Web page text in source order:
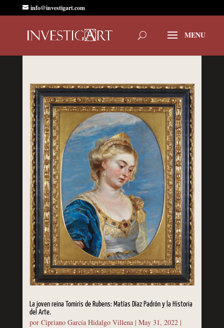
info@investigart.com
La joven reina Tomiris de Rubens: Matías Díaz Padrón y la Historia
del Arte.
por Cipriano García Hidalgo Villena| May 31, 2022|